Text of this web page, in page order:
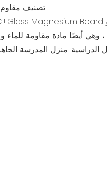
تصنيف مقاوم
، وهي أيضًا مادة مقاومة للماء